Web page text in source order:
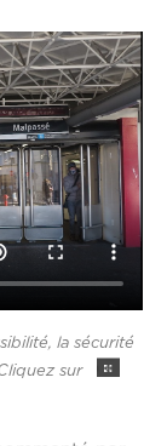
la sécurité
sur